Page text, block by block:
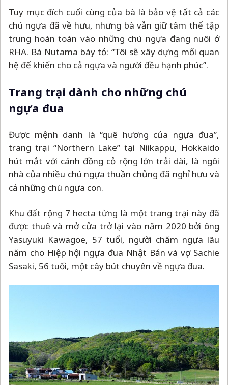
Tuy mục đích cuối cùng của bà là bảo vệ tất cả các
chú ngựa đã về hưu, nhưng bà vẫn giữ tâm thế tập
trung hoàn toàn vào những chú ngựa đang nuôi ở
RHA. Bà Nutama bày tỏ: “Tôi sẽ xây dựng mối quan
hệ để khiến cho cả ngựa và người đều hạnh phúc”.
Trang trại dành cho những chú
ngựa đua
Được mệnh danh là “quê hương của ngựa đua”,
trang trại “Northern Lake” tại Niikappu, Hokkaido
hút mắt với cánh đồng cỏ rộng lớn trải dài, là ngôi
nhà của nhiều chú ngựa thuần chủng đã nghỉ hưu và
cả những chú ngựa con.
Khu đất rộng 7 hecta từng là một trang trại này đã
được thuê và mở cửa trở lại vào năm 2020 bởi ông
Yasuyuki Kawagoe, 57 tuổi, người chăm ngựa lâu
năm cho Hiệp hội ngựa đua Nhật Bản và vợ Sachie
Sasaki, 56 tuổi, một cây bút chuyên về ngựa đua.